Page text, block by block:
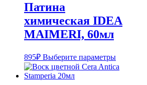
Патина
химическая IDEA
MAIMERI, 60мл
895₽ Выберите параметрыЭтот
товар
имеет